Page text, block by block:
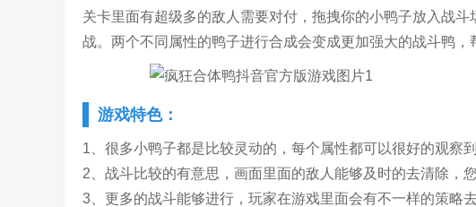
关卡里面有超级多的敌人需要对付，拖拽你的小鸭子放入战
战。两个不同属性的鸭子进行合成会变成更加强大的战斗鸭，
游戏特色：
1、很多小鸭子都是比较灵动的，每个属性都可以很好的观察
2、战斗比较的有意思，画面里面的敌人能够及时的去清除，
3、更多的战斗能够进行，玩家在游戏里面会有不一样的策略